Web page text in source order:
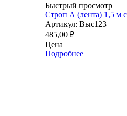
Быстрый просмотр
Строп А (лента) 1,5 м
Артикул: Выс123
485,00 ₽
Цена
Подробнее